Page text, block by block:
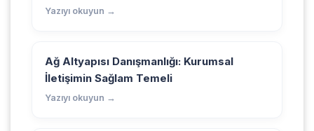
Yazıyı okuyun →
Ağ Altyapısı Danışmanlığı: Kurumsal
İletişimin Sağlam Temeli
Yazıyı okuyun →